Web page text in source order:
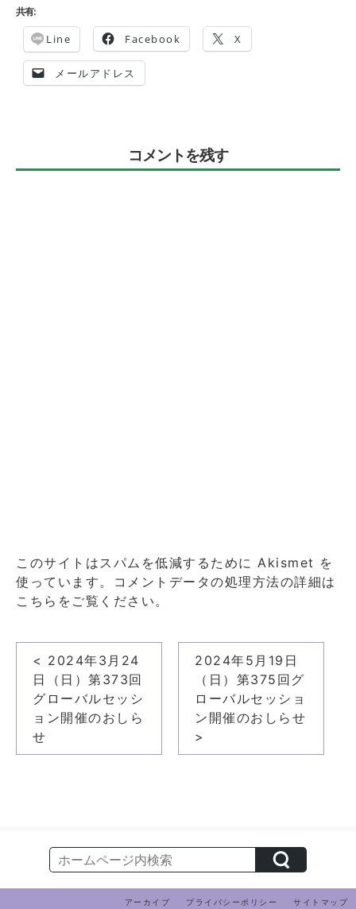
共有:
Line Facebook X
メールアドレス
コメントを残す
このサイトはスパムを低減するために Akismet を
使っています。
コメントデータの処理方法の詳細は
こちらをご覧ください。
ゲ
< 2024年3月24
日（日）第373回
グローバルセッシ
ョン開催のおしら
せ
2024年5月19日
（日）第375回グ
ローバルセッショ
ン開催のおしらせ
>
アーカイブ プライバシーポリシー サイトマップ